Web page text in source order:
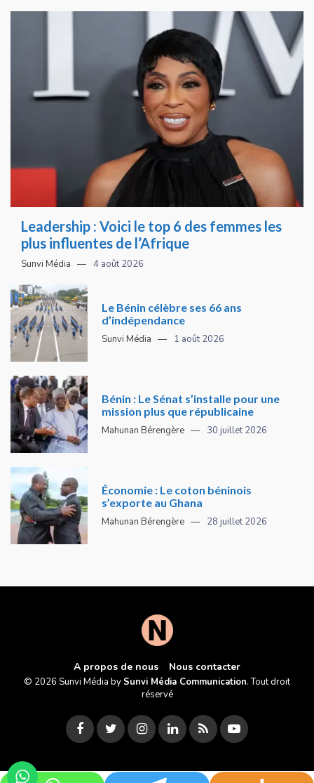
Leadership : Voici le top 6 des femmes les
plus influentes de l’Afrique
Sunvi Média 4 août 2026
Le Bénin célèbre ses 66 ans
d’indépendance
Sunvi Média 1 août 2026
Bénin : Le Sénat s’installe pour une
mission plus que républicaine
Mahunan Bérengère 30 juillet 2026
Économie : Le coton béninois
s’exporte au Ghana
Mahunan Bérengère 28 juillet 2026
A propos de nous Nous contacter
© 2026 Sunvi Média by Sunvi Média Communication. Tout droit
réservé